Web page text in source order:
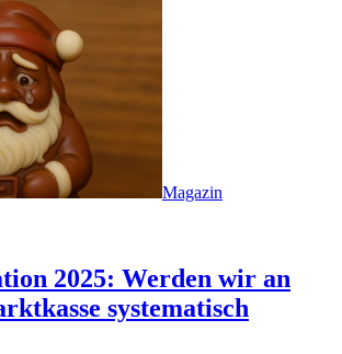
Magazin
2025: Werden wir an
systematisch